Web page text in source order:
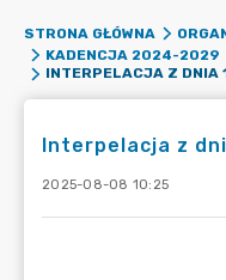
STRONA GŁÓWNA
KADENCJA 2024-2029
INTERPELACJA Z
Interpelacja z
2025-08-08 10:25